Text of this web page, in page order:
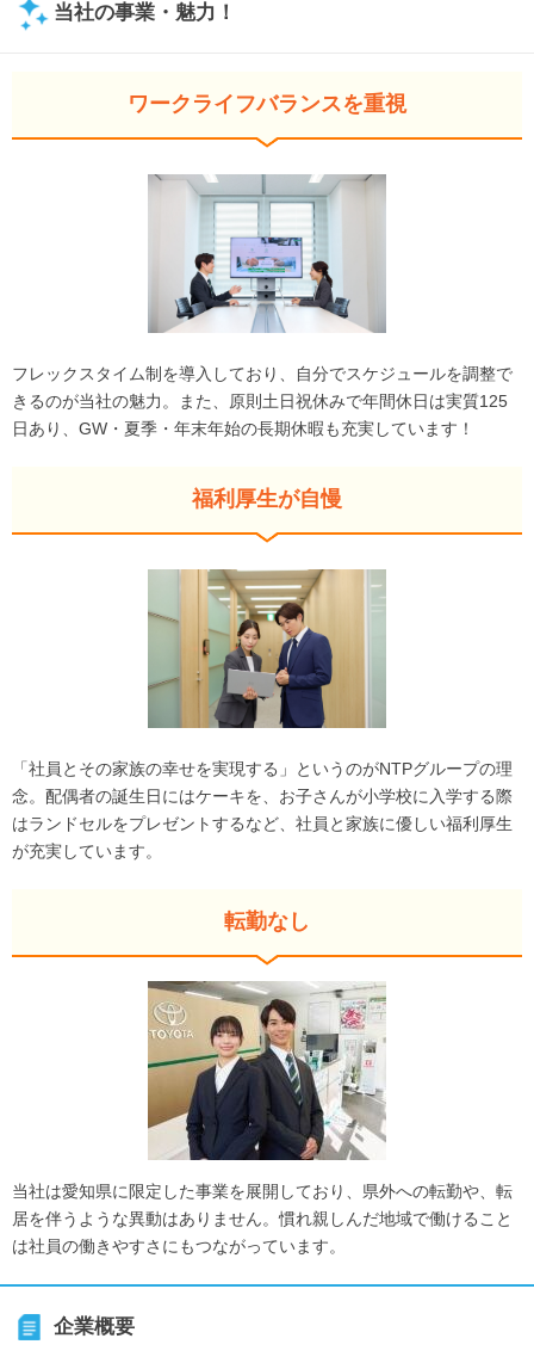
当社の事業・魅力！
ワークライフバランスを重視
フレックスタイム制を導入しており、自分でスケジュールを調整で
きるのが当社の魅力。また、原則土日祝休みで年間休日は実質125
日あり、GW・夏季・年末年始の長期休暇も充実しています！
福利厚生が自慢
「社員とその家族の幸せを実現する」というのがNTPグループの理
念。配偶者の誕生日にはケーキを、お子さんが小学校に入学する際
はランドセルをプレゼントするなど、社員と家族に優しい福利厚生
が充実しています。
転勤なし
当社は愛知県に限定した事業を展開しており、県外への転勤や、転
居を伴うような異動はありません。慣れ親しんだ地域で働けること
は社員の働きやすさにもつながっています。
企業概要